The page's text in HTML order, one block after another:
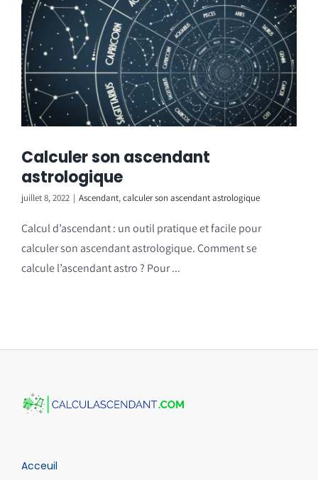
Calculer son ascendant
astrologique
juillet 8, 2022 | Ascendant,calculer son ascendant astrologique
Calcul d’ascendant : un outil pratique et facile pour
calculer son ascendant astrologique. Comment se
calcule l’ascendant astro ? Pour ...
Acceuil